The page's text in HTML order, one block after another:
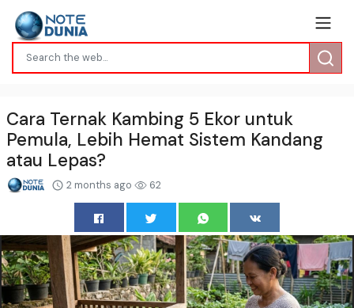
Cara Ternak Kambing 5 Ekor untuk
Pemula, Lebih Hemat Sistem Kandang
atau Lepas?
2 months ago 62